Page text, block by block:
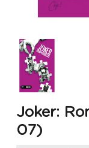
Joker:
07)